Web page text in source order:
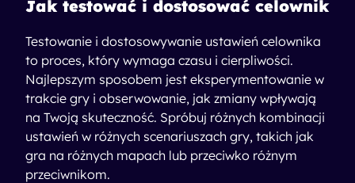
Jak testować i dostosować celownik
Testowanie i dostosowywanie ustawień celownika
to proces, który wymaga czasu i cierpliwości.
Najlepszym sposobem jest eksperymentowanie w
trakcie gry i obserwowanie, jak zmiany wpływają
na Twoją skuteczność. Spróbuj różnych kombinacji
ustawień w różnych scenariuszach gry, takich jak
gra na różnych mapach lub przeciwko różnym
przeciwnikom.